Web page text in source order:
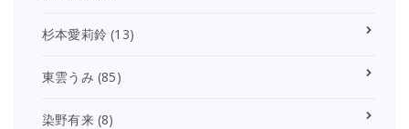
杉本愛莉鈴 (13)
東雲うみ (85)
染野有来(8)